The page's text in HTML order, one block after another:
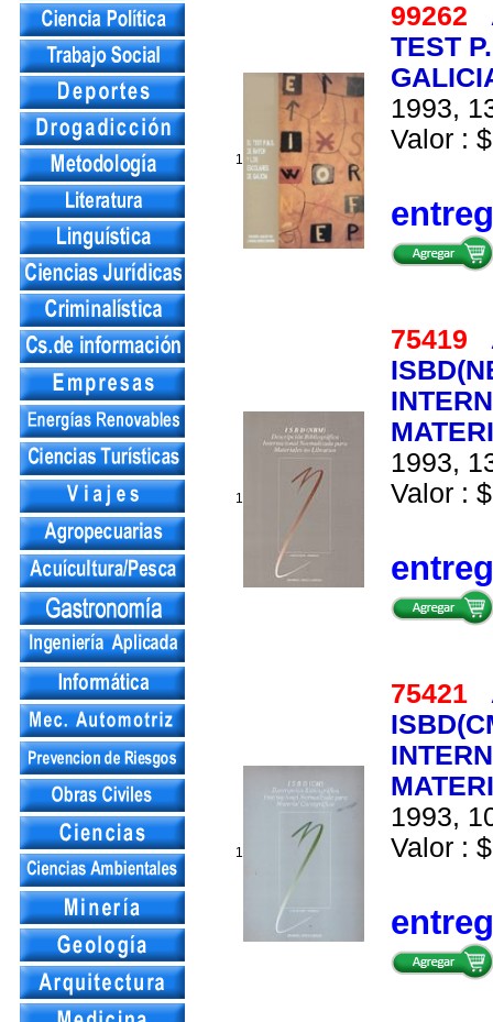
1
99262
TEST
1993,
Valor :
1
75419
1993,
Valor :
1
75421
1993,
Valor :